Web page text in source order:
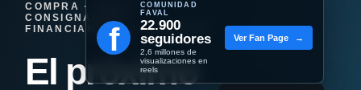
COMPRA · VENTA ·
CONSIGNACIÓN ·
FINANCIAMIENTO - REMATES
El próximo
f
COMUNIDAD
FAVAL
22.900
seguidores
2,6 millones de
visualizaciones en
reels
Ver Fan Page →